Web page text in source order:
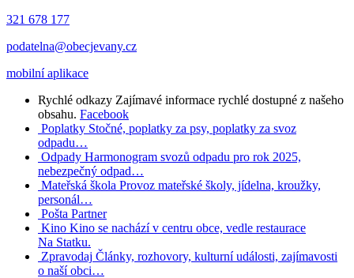
321 678 177
podatelna@obecjevany.cz
mobilní aplikace
Rychlé odkazy Zajímavé informace rychlé dostupné z našeho
obsahu. Facebook
Poplatky Stočné, poplatky za psy, poplatky za svoz
odpadu…
Odpady Harmonogram svozů odpadu pro rok 2025,
nebezpečný odpad…
Mateřská škola Provoz mateřské školy, jídelna, kroužky,
personál…
Pošta Partner
Kino Kino se nachází v centru obce, vedle restaurace
Na Statku.
Zpravodaj Články, rozhovory, kulturní události, zajímavosti
o naší obci…